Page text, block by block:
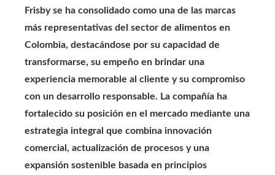
Frisby se ha consolidado como una de las marcas
más representativas del sector de alimentos en
Colombia, destacándose por su capacidad de
transformarse, su empeño en brindar una
experiencia memorable al cliente y su compromiso
con un desarrollo responsable. La compañía ha
fortalecido su posición en el mercado mediante una
estrategia integral que combina innovación
comercial, actualización de procesos y una
expansión sostenible basada en principios